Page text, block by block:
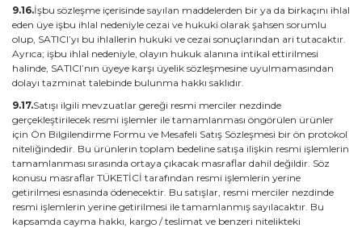
9.16.İşbu sözleşme içerisinde sayılan maddelerden bir ya da birkaçını ihlal
eden üye işbu ihlal nedeniyle cezai ve hukuki olarak şahsen sorumlu
olup, SATICI’yı bu ihlallerin hukuki ve cezai sonuçlarından ari tutacaktır.
Ayrıca; işbu ihlal nedeniyle, olayın hukuk alanına intikal ettirilmesi
halinde, SATICI’nın üyeye karşı üyelik sözleşmesine uyulmamasından
dolayı tazminat talebinde bulunma hakkı saklıdır.
9.17.Satışı ilgili mevzuatlar gereği resmi merciler nezdinde
gerçekleştirilecek resmi işlemler ile tamamlanması öngörülen ürünler
için Ön Bilgilendirme Formu ve Mesafeli Satış Sözleşmesi bir ön protokol
niteliğindedir. Bu ürünlerin toplam bedeline satışa ilişkin resmi işlemlerin
tamamlanması sırasında ortaya çıkacak masraflar dahil değildir. Söz
konusu masraflar TÜKETİCİ tarafından resmi işlemlerin yerine
getirilmesi esnasında ödenecektir. Bu satışlar, resmi merciler nezdinde
resmi işlemlerin yerine getirilmesi ile tamamlanmış sayılacaktır. Bu
kapsamda cayma hakkı, kargo / teslimat ve benzeri nitelikteki